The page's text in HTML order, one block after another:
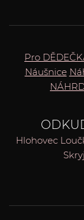
Pro
Náušnice
Hlohovec